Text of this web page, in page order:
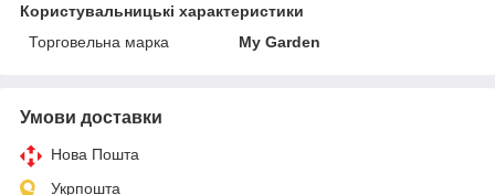
Користувальницькі характеристики
Торговельна марка
My Garden
Умови доставки
Нова Пошта
Укрпошта